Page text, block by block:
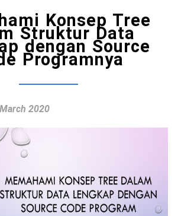
Konsep Tree
Struktur Data
dengan Source
Programnya
2020